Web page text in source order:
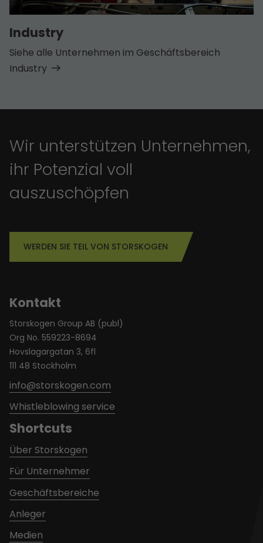
Industry
Siehe alle Unternehmen im Geschäfts­bereich
Industry
Wir unterstützen Unternehmen,
ihr Potenzial voll
auszuschöpfen
WERDEN SIE TEIL VON STORSKOGEN
Kontakt
Storskogen Group AB (publ)
Org No. 559223-8694
Hovslagargatan 3, 6fl
111 48 Stockholm
info@storskogen.com
Whistleblowing service
Shortcuts
Über Storskogen
Für Unternehmer
Geschäftsbereiche
Anleger
Medien